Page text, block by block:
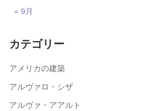
« 9月
カテゴリー
アメリカの建築
アルヴァロ・シザ
アルヴァ・アアルト